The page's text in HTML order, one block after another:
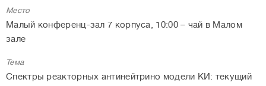
Место
Малый конференц-зал 7 корпуса, 10:00 – чай в Малом
зале
Тема
Спектры реакторных антинейтрино модели КИ: текущий